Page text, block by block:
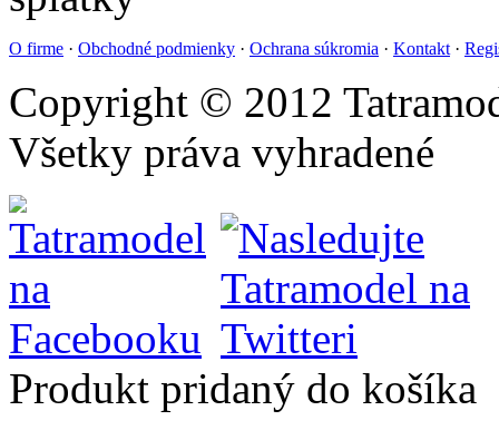
O firme · Obchodné podmienky · Ochrana súkromia · Kontakt ·
Copyright © 2012
Všetky práva vyhradené
Produkt pridaný do košíka